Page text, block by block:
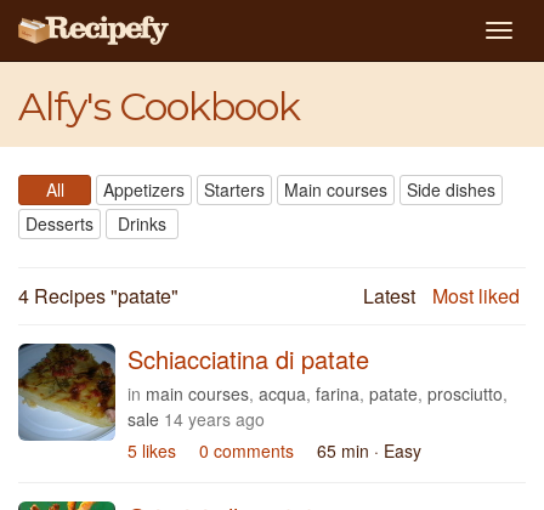
Alfy's Cookbook
All Appetizers Starters Main courses
Side dishes
Desserts
Drinks
4 Recipes "patate" Latest Most liked
Schiacciatina di patate
in main courses, acqua, farina, patate, prosciutto,
sale 14 years ago
5 likes
0 comments 65 min · Easy